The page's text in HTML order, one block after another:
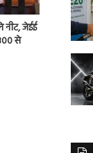
नीट, जेईई
से